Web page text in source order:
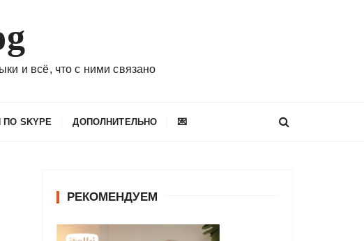
и всё, что с ними связано
SKYPE ДОПОЛНИТЕЛЬНО 💌
РЕКОМЕНДУЕМ